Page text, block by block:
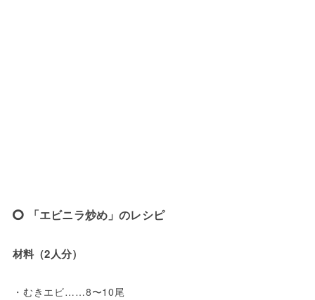
「エビニラ炒め」のレシピ
材料（2人分）
・むきエビ……8〜10尾